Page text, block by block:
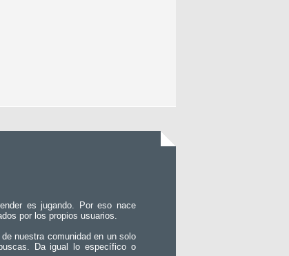
es jugando. Por eso nace
por los propios usuarios.
nuestra comunidad en un solo
Da igual lo específico o